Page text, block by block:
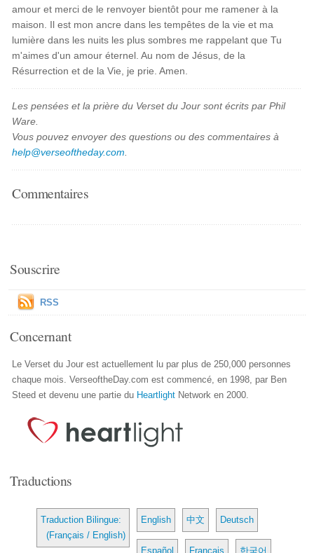
amour et merci de le renvoyer bientôt pour me ramener à la
maison. Il est mon ancre dans les tempêtes de la vie et ma
lumière dans les nuits les plus sombres me rappelant que Tu
m'aimes d'un amour éternel. Au nom de Jésus, de la
Résurrection et de la Vie, je prie. Amen.
Les pensées et la prière du Verset du Jour sont écrits par Phil
Ware.
Vous pouvez envoyer des questions ou des commentaires à
help@verseoftheday.com
Commentaires
Souscrire
RSS
Concernant
Le Verset du Jour est actuellement lu par plus de 250,000 personnes
chaque mois. VerseoftheDay.com est commencé, en 1998, par Ben
Steed et devenu une partie du Heartlight Network en 2000.
Traductions
Traduction Bilingue:
(Français / English)
English 中文 Deutsch
Español Français 한국어